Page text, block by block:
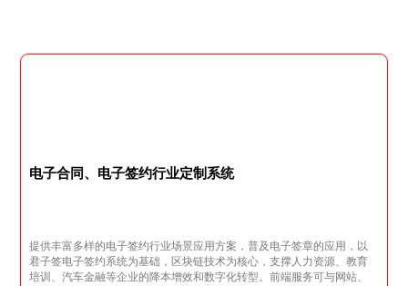
电子合同、电子签约行业定制系统
提供丰富多样的电子签约行业场景应用方案，普及电子签章的应用，以
君子签电子签约系统为基础，区块链技术为核心，支撑人力资源、教育
培训、汽车金融等企业的降本增效和数字化转型。前端服务可与网站、